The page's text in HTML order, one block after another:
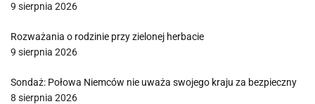
9 sierpnia 2026
Rozważania o rodzinie przy zielonej herbacie
9 sierpnia 2026
Sondaż: Połowa Niemców nie uważa swojego kraju za bezpieczny
8 sierpnia 2026